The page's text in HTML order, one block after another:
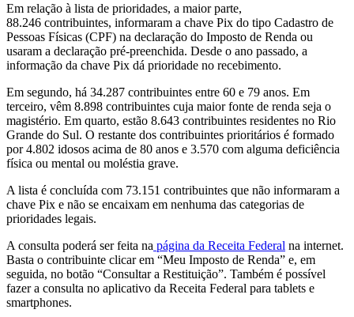
Em relação à lista de prioridades, a maior parte,
88.246 contribuintes, informaram a chave Pix do tipo Cadastro de
Pessoas Físicas (CPF) na declaração do Imposto de Renda ou
usaram a declaração pré-preenchida. Desde o ano passado, a
informação da chave Pix dá prioridade no recebimento.
Em segundo, há 34.287 contribuintes entre 60 e 79 anos. Em
terceiro, vêm 8.898 contribuintes cuja maior fonte de renda seja o
magistério. Em quarto, estão 8.643 contribuintes residentes no Rio
Grande do Sul. O restante dos contribuintes prioritários é formado
por 4.802 idosos acima de 80 anos e 3.570 com alguma deficiência
física ou mental ou moléstia grave.
A lista é concluída com 73.151 contribuintes que não informaram a
chave Pix e não se encaixam em nenhuma das categorias de
prioridades legais.
A consulta poderá ser feita na página da Receita Federal na internet.
Basta o contribuinte clicar em “Meu Imposto de Renda” e, em
seguida, no botão “Consultar a Restituição”. Também é possível
fazer a consulta no aplicativo da Receita Federal para tablets e
smartphones.